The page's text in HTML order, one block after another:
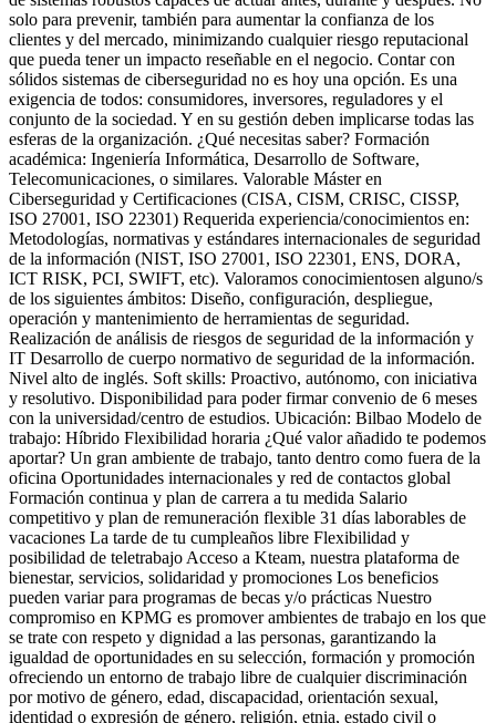
solo para prevenir, también para aumentar la confianza de los
clientes y del mercado, minimizando cualquier riesgo reputacional
que pueda tener un impacto reseñable en el negocio. Contar con
sólidos sistemas de ciberseguridad no es hoy una opción. Es una
exigencia de todos: consumidores, inversores, reguladores y el
conjunto de la sociedad. Y en su gestión deben implicarse todas las
esferas de la organización. ¿Qué necesitas saber? Formación
académica: Ingeniería Informática, Desarrollo de Software,
Telecomunicaciones, o similares. Valorable Máster en
Ciberseguridad y Certificaciones (CISA, CISM, CRISC, CISSP,
ISO 27001, ISO 22301) Requerida experiencia/conocimientos en:
Metodologías, normativas y estándares internacionales de seguridad
de la información (NIST, ISO 27001, ISO 22301, ENS, DORA,
ICT RISK, PCI, SWIFT, etc). Valoramos conocimientosen alguno/s
de los siguientes ámbitos: Diseño, configuración, despliegue,
operación y mantenimiento de herramientas de seguridad.
Realización de análisis de riesgos de seguridad de la información y
IT Desarrollo de cuerpo normativo de seguridad de la información.
Nivel alto de inglés. Soft skills: Proactivo, autónomo, con iniciativa
y resolutivo. Disponibilidad para poder firmar convenio de 6 meses
con la universidad/centro de estudios. Ubicación: Bilbao Modelo de
trabajo: Híbrido Flexibilidad horaria ¿Qué valor añadido te podemos
aportar? Un gran ambiente de trabajo, tanto dentro como fuera de la
oficina Oportunidades internacionales y red de contactos global
Formación continua y plan de carrera a tu medida Salario
competitivo y plan de remuneración flexible 31 días laborables de
vacaciones La tarde de tu cumpleaños libre Flexibilidad y
posibilidad de teletrabajo Acceso a Kteam, nuestra plataforma de
bienestar, servicios, solidaridad y promociones Los beneficios
pueden variar para programas de becas y/o prácticas Nuestro
compromiso en KPMG es promover ambientes de trabajo en los que
se trate con respeto y dignidad a las personas, garantizando la
igualdad de oportunidades en su selección, formación y promoción
ofreciendo un entorno de trabajo libre de cualquier discriminación
por motivo de género, edad, discapacidad, orientación sexual,
identidad o expresión de género, religión, etnia, estado civil o